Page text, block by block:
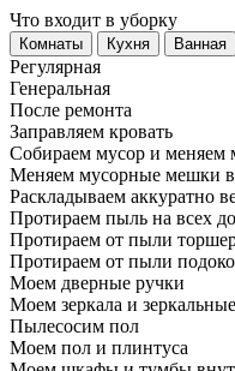
Что входит в уборку
Регу­лярная
Гене­ральная
После ремонта
Заправляем кровать
Собираем мусор и меняем
Меняем мусорные мешки в
Раскладываем аккуратно
Протираем пыль на всех
Протираем от пыли
Протираем от пыли
Моем дверные ручки
Моем зеркала и
Пылесосим пол
Моем пол и плинтуса